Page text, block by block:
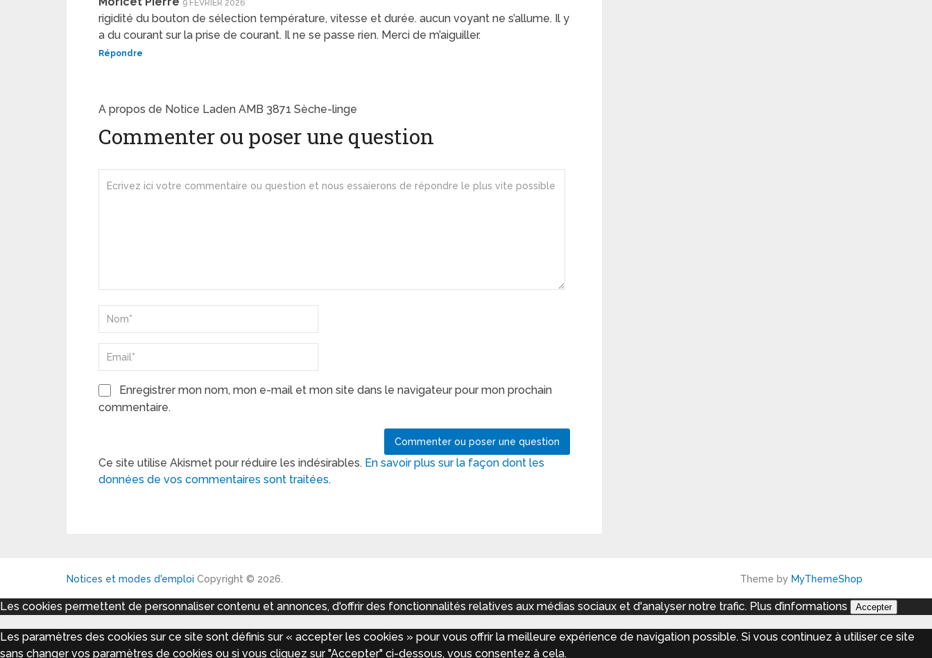
9 FÉVRIER 2026
rigidité du bouton de sélection température, vitesse et durée. aucun voyant ne s’allume. Il y
a du courant sur la prise de courant. Il ne se passe rien. Merci de m’aiguiller.
Répondre
A propos de Notice Laden AMB 3871 Sèche-linge
Commenter ou poser une question
Enregistrer mon nom, mon e-mail et mon site dans le navigateur pour mon prochain
commentaire.
Ce site utilise Akismet pour réduire les indésirables. En savoir plus sur la façon dont les
données de vos commentaires sont traitées.
Notices et modes d'emploi Copyright © 2026. Theme by MyThemeShop
Les cookies permettent de personnaliser contenu et annonces, d'offrir des fonctionnalités relatives aux médias sociaux et d'analyser notre trafic. Plus d’informations Accepter
Les paramètres des cookies sur ce site sont définis sur « accepter les cookies » pour vous offrir la meilleure expérience de navigation possible. Si vous continuez à utiliser ce site
sans changer vos paramètres de cookies ou si vous cliquez sur "Accepter" ci-dessous, vous consentez à cela.